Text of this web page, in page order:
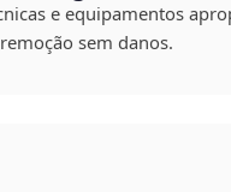
e equipamentos
sem danos.